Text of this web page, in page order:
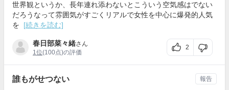
世界観というか、長年連れ添わないとこういう空気感はでない
だろうなって雰囲気がすごくリアルで女性を中心に爆発的人気
を
[続きを読む]
春日部菜々緒さん
1位(100点)の評価
2
誰もがせつない 報告